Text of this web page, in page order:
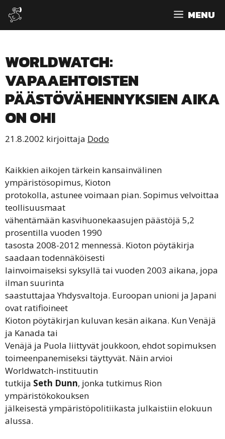
Siirry
sisältöön
MENU
WORLDWATCH:
VAPAAEHTOISTEN
PÄÄSTÖVÄHENNYKSIEN AIKA
ON OHI
21.8.2002 kirjoittaja Dodo
Kaikkien aikojen tärkein kansainvälinen
ympäristösopimus, Kioton
protokolla, astunee voimaan pian. Sopimus velvoittaa
teollisuusmaat
vähentämään kasvihuonekaasujen päästöjä 5,2
prosentilla vuoden 1990
tasosta 2008-2012 mennessä. Kioton pöytäkirja
saadaan todennäköisesti
lainvoimaiseksi syksyllä tai vuoden 2003 aikana, jopa
ilman suurinta
saastuttajaa Yhdysvaltoja. Euroopan unioni ja Japani
ovat ratifioineet
Kioton pöytäkirjan kuluvan kesän aikana. Kun Venäjä
ja Kanada tai
Venäjä ja Puola liittyvät joukkoon, ehdot sopimuksen
toimeenpanemiseksi täyttyvät. Näin arvioi
Worldwatch-instituutin
tutkija Seth Dunn, jonka tutkimus Rion
ympäristökokouksen
jälkeisestä ympäristöpolitiikasta julkaistiin elokuun
alussa.